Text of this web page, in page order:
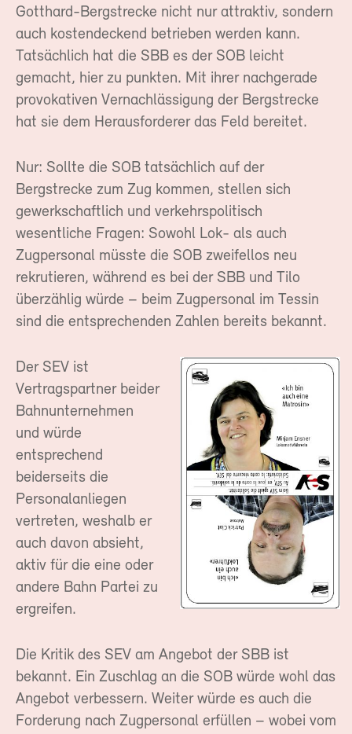
Gotthard-Bergstrecke nicht nur attraktiv, sondern
auch kostendeckend betrieben werden kann.
Tatsächlich hat die SBB es der SOB leicht
gemacht, hier zu punkten. Mit ihrer nachgerade
provokativen Vernachlässigung der Bergstrecke
hat sie dem Herausforderer das Feld bereitet.
Nur: Sollte die SOB tatsächlich auf der
Bergstrecke zum Zug kommen, stellen sich
gewerkschaftlich und verkehrspolitisch
wesentliche Fragen: Sowohl Lok- als auch
Zugpersonal müsste die SOB zweifellos neu
rekrutieren, während es bei der SBB und Tilo
überzählig würde – beim Zugpersonal im Tessin
sind die entsprechenden Zahlen bereits bekannt.
Der SEV ist
Vertragspartner beider
Bahnunternehmen
und würde
entsprechend
beiderseits die
Personalanliegen
vertreten, weshalb er
auch davon absieht,
aktiv für die eine oder
andere Bahn Partei zu
ergreifen.
Die Kritik des SEV am Angebot der SBB ist
bekannt. Ein Zuschlag an die SOB würde wohl das
Angebot verbessern. Weiter würde es auch die
Forderung nach Zugpersonal erfüllen – wobei vom